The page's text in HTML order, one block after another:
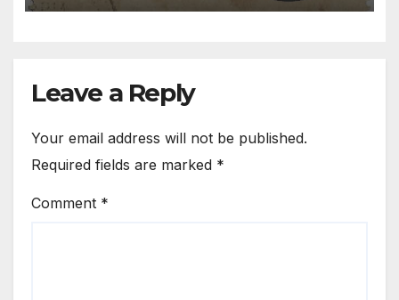
Leave a Reply
Your email address will not be published.
Required fields are marked *
Comment *